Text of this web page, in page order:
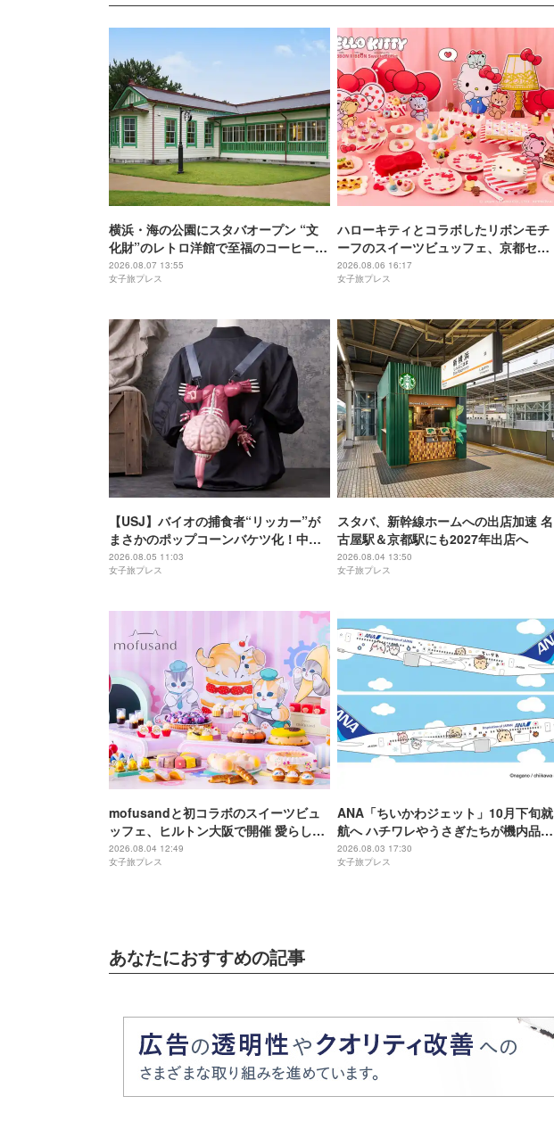
横浜・海の公園にスタバオープン “文
化財”のレトロ洋館で至福のコーヒー時
間
2026.08.07 13:55
女子旅プレス
ハローキティとコラボしたリボンモチ
ーフのスイーツビュッフェ、京都セン
チュリーホテルで開催
2026.08.06 16:17
女子旅プレス
【USJ】バイオの捕食者“リッカー”が
まさかのポップコーンバケツ化！中身
は味噌フレーバー
2026.08.05 11:03
女子旅プレス
スタバ、新幹線ホームへの出店加速 名
古屋駅＆京都駅にも2027年出店へ
2026.08.04 13:50
女子旅プレス
mofusandと初コラボのスイーツビュ
ッフェ、ヒルトン大阪で開催 愛らしい
にゃんこ達がケーキに
2026.08.04 12:49
女子旅プレス
ANA「ちいかわジェット」10月下旬就
航へ ハチワレやうさぎたちが機内品に
＆制服姿の限定グッズも
2026.08.03 17:30
女子旅プレス
あなたにおすすめの記事